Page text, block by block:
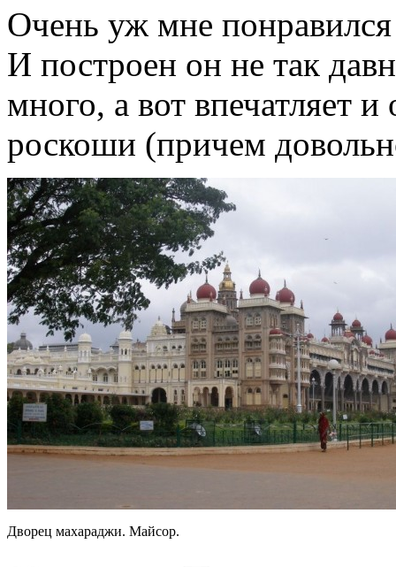
Очень уж мне
И построен он не так
много, а вот впечатляет
роскоши (причем
Дворец махараджи. Майсор.